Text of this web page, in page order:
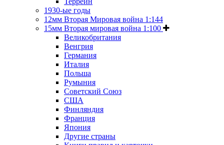
1930-ые годы
12мм Вторая Мировая война 1:144
15мм Вторая мировая война 1:100
Великобритания
Венгрия
Германия
Италия
Польша
Румыния
Советский Союз
США
Финляндия
Франция
Япония
Другие страны